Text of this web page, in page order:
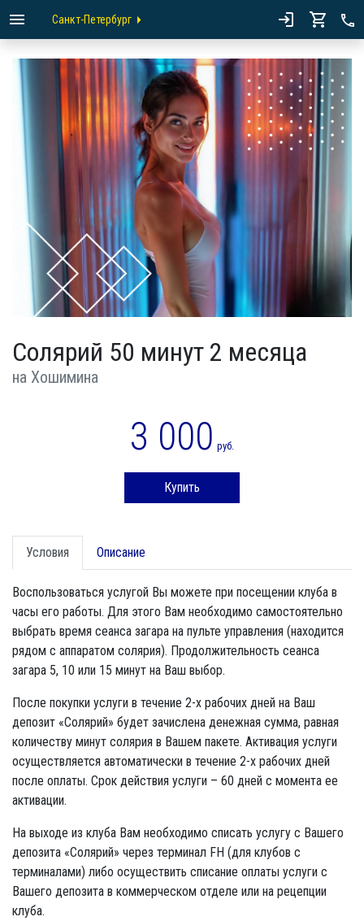
Санкт-Петербург
Солярий 50 минут 2 месяца
на Хошимина
3 000 руб.
Купить
Условия Описание
Воспользоваться услугой Вы можете при посещении клуба в
часы его работы. Для этого Вам необходимо самостоятельно
выбрать время сеанса загара на пульте управления (находится
рядом с аппаратом солярия). Продолжительность сеанса
загара 5, 10 или 15 минут на Ваш выбор.
После покупки услуги в течение 2-х рабочих дней на Ваш
депозит «Солярий» будет зачислена денежная сумма, равная
количеству минут солярия в Вашем пакете. Активация услуги
осуществляется автоматически в течение 2-х рабочих дней
после оплаты. Срок действия услуги – 60 дней с момента ее
активации.
На выходе из клуба Вам необходимо списать услугу с Вашего
депозита «Солярий» через терминал FH (для клубов с
терминалами) либо осуществить списание оплаты услуги с
Вашего депозита в коммерческом отделе или на рецепции
клуба.